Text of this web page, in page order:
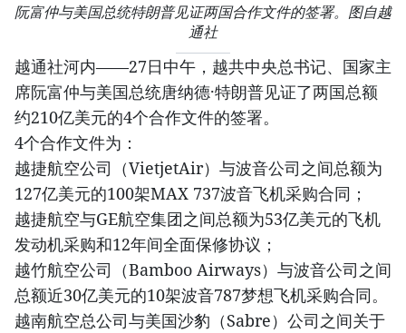
阮富仲与美国总统特朗普见证两国合作文件的签署。图自越
通社
越通社河内——27日中午，越共中央总书记、国家主
席阮富仲与美国总统唐纳德·特朗普见证了两国总额
约210亿美元的4个合作文件的签署。
4个合作文件为：
越捷航空公司（VietjetAir）与波音公司之间总额为
127亿美元的100架MAX 737波音飞机采购合同；
越捷航空与GE航空集团之间总额为53亿美元的飞机
发动机采购和12年间全面保修协议；
越竹航空公司（Bamboo Airways）与波音公司之间
总额近30亿美元的10架波音787梦想飞机采购合同。
越南航空总公司与美国沙豹（Sabre）公司之间关于